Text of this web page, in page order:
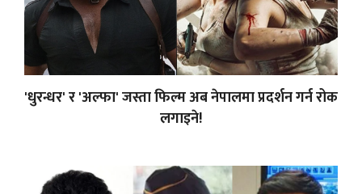
'धुरन्धर' र 'अल्फा' जस्ता फिल्म अब नेपालमा प्रदर्शन गर्न रोक
लगाइने!